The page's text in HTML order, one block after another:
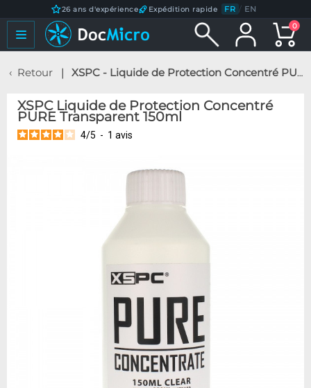
26 ans d'expérience Expédition rapide FR / EN
0
Retour XSPC - Liquide de Protection Concentré PURE Transparent 150ml
XSPC Liquide de Protection Concentré
PURE Transparent 150ml
4/5 - 1 avis